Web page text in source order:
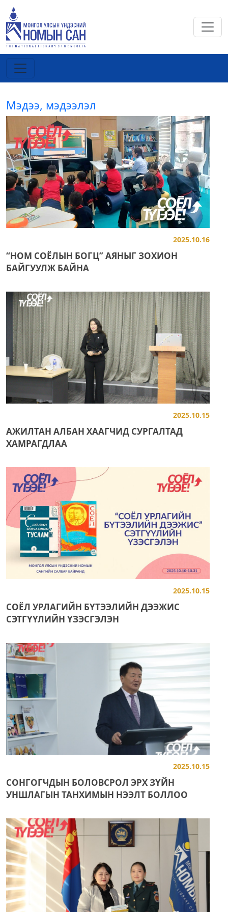
Мэдээ, мэдээлэл
2025.10.16
“НОМ СОЁЛЫН БОГЦ” АЯНЫГ ЗОХИОН
БАЙГУУЛЖ БАЙНА
2025.10.15
АЖИЛТАН АЛБАН ХААГЧИД СУРГАЛТАД
ХАМРАГДЛАА
2025.10.15
СОЁЛ УРЛАГИЙН БҮТЭЭЛИЙН ДЭЭЖИС
СЭТГҮҮЛИЙН ҮЗЭСГЭЛЭН
2025.10.15
СОНГОГЧДЫН БОЛОВСРОЛ ЭРХ ЗҮЙН
УНШЛАГЫН ТАНХИМЫН НЭЭЛТ БОЛЛОО